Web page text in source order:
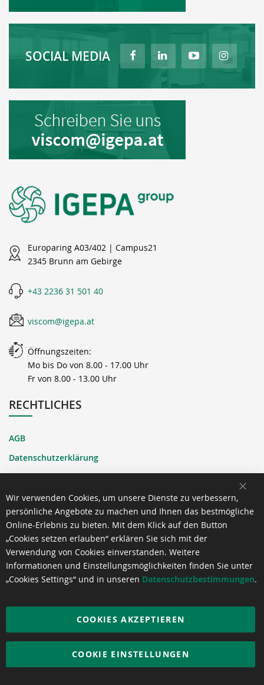
SOCIAL MEDIA
Europaring A03/402 | Campus21
2345 Brunn am Gebirge
+43 2236 31 501 40
viscom@igepa.at
Öffnungszeiten:
Mo bis Do von 8.00 - 17.00 Uhr
Fr von 8.00 - 13.00 Uhr
RECHTLICHES
AGB
Datenschutzerklärung
Kontakt
Impressum
INTERNATIONAL
IGEPA Austria
IGEPA Systems
IGEPA Viscom
Wir verwenden Cookies, um unsere Dienste zu verbessern,
persönliche Angebote zu machen und Ihnen das bestmögliche
Online-Erlebnis zu bieten. Mit dem Klick auf den Button
„Cookies setzen erlauben“ erklären Sie sich mit der
Verwendung von Cookies einverstanden. Weitere
Informationen und Einstellungsmöglichkeiten finden Sie unter
„Cookies Settings“ und in unseren Datenschutzbestimmungen.
COOKIES AKZEPTIEREN
COOKIE EINSTELLUNGEN